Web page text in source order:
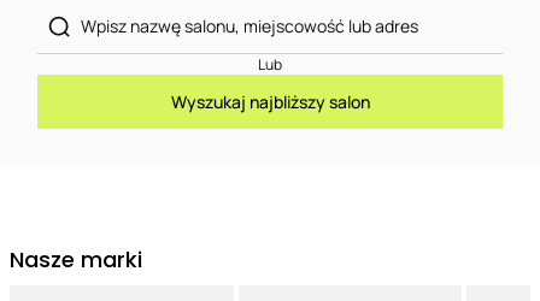
Lub
Wyszukaj najbliższy salon
Nasze marki